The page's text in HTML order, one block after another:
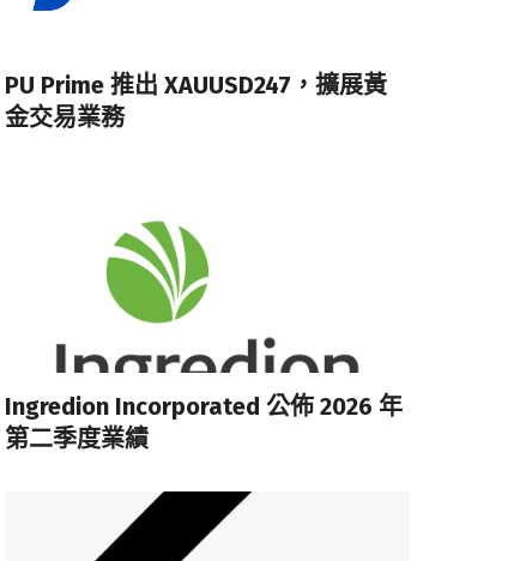
PU Prime 推出 XAUUSD247，擴展黃
金交易業務
Ingredion Incorporated 公佈 2026 年
第二季度業績